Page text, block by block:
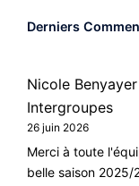
Derniers
Nicole Benyayer
Intergroupes
26 juin 2026
Merci à toute
belle saison